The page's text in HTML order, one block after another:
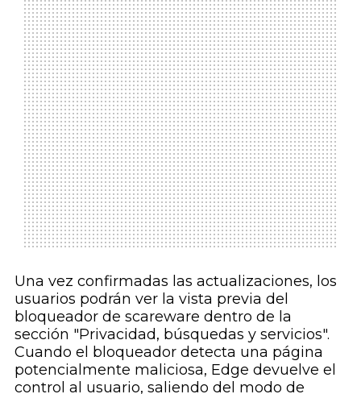
Una vez confirmadas las actualizaciones, los
usuarios podrán ver la vista previa del
bloqueador de scareware dentro de la
sección "Privacidad, búsquedas y servicios".
Cuando el bloqueador detecta una página
potencialmente maliciosa, Edge devuelve el
control al usuario, saliendo del modo de